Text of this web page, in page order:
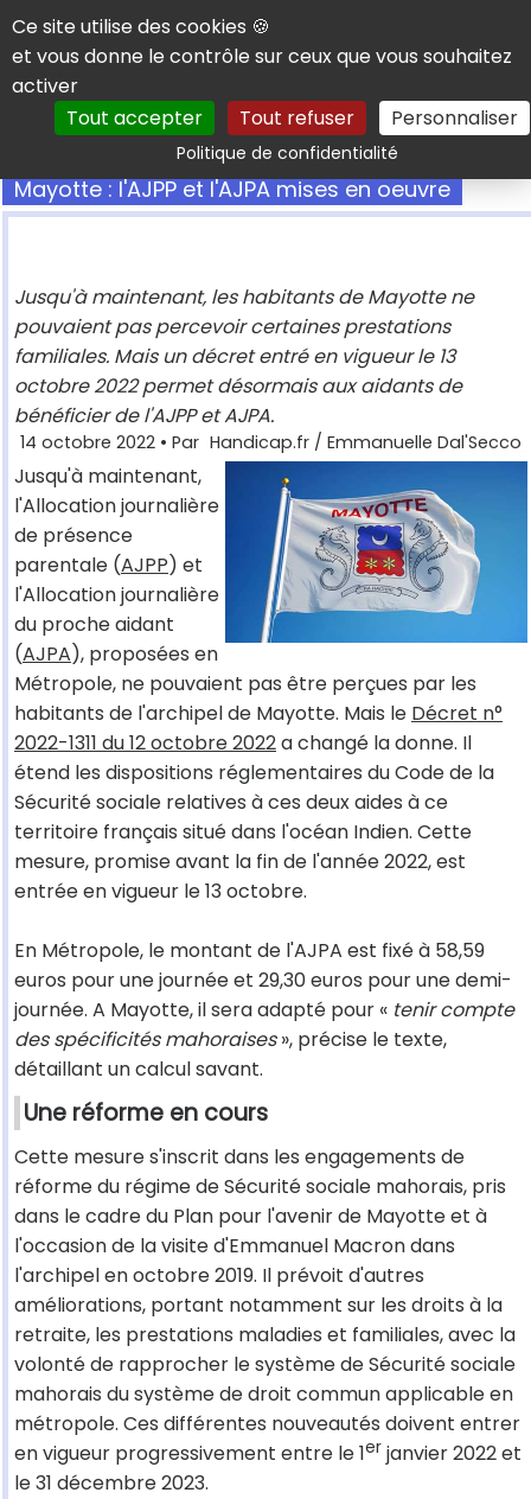
Panneau de gestion des cookies
Ce site utilise des cookies 🍪
et vous donne le contrôle sur ceux que vous souhaitez
activer
Tout accepter
Tout refuser Personnaliser
Politique de confidentialitéRechercher
Mayotte : l'AJPP et l'AJPA mises en oeuvre
Jusqu'à maintenant, les habitants de Mayotte ne
pouvaient pas percevoir certaines prestations
familiales. Mais un décret entré en vigueur le 13
octobre 2022 permet désormais aux aidants de
bénéficier de l'AJPP et AJPA.
14 octobre 2022 • Par Handicap.fr / Emmanuelle Dal'Secco
Jusqu'à maintenant,
l'Allocation journalière
de présence
parentale (AJPP) et
l'Allocation journalière
du proche aidant
(AJPA), proposées en
Métropole, ne pouvaient pas être perçues par les
habitants de l'archipel de Mayotte. Mais le Décret n°
2022-1311 du 12 octobre 2022a changé la donne. Il
étend les dispositions réglementaires du Code de la
Sécurité sociale relatives à ces deux aides à ce
territoire français situé dans l'océan Indien. Cette
mesure, promise avant la fin de l'année 2022, est
entrée en vigueur le 13 octobre.
En Métropole, le montant de l'AJPA est fixé à 58,59
euros pour une journée et 29,30 euros pour une demi-
journée. A Mayotte, il sera adapté pour « tenir compte
des spécificités mahoraises», précise le texte,
détaillant un calcul savant.
Une réforme en cours
Cette mesure s'inscrit dans les engagements de
réforme du régime de Sécurité sociale mahorais, pris
dans le cadre du Plan pour l'avenir de Mayotte et à
l'occasion de la visite d'Emmanuel Macron dans
l'archipel en octobre 2019. Il prévoit d'autres
améliorations, portant notamment sur les droits à la
retraite, les prestations maladies et familiales, avec la
volonté de rapprocher le système de Sécurité sociale
mahorais du système de droit commun applicable en
métropole. Ces différentes nouveautés doivent entrer
en vigueur progressivement entre le 1er janvier 2022 et
le 31 décembre 2023.